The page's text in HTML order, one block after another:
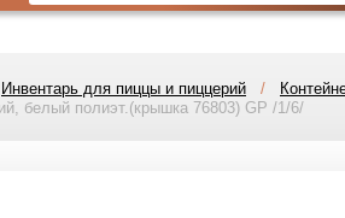
Инвентарь для пиццы и пиццерий /
белый полиэт.(крышка 76803) GP /1/6/